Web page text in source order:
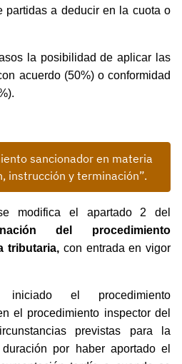
partidas a deducir en la cuota o
la posibilidad de aplicar las
acuerdo (50%) o conformidad
sancionador en materia
instrucción y terminación”.
modifica el apartado 2 del
del procedimiento
tributaria, con entrada en vigor
iniciado el procedimiento
el procedimiento inspector del
previstas para la
por haber aportado el